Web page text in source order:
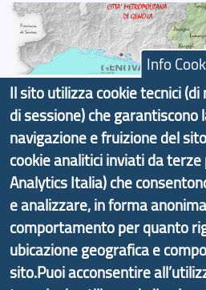
Il portale di marketing
di Genova Città Metropolitana
partire dal progetto nazionale
promosso dal Dipartimento
Economico e finalizzato al
delle valli dell’entroterra. In
informazioni ed aggiornamenti
d'Area Antola-Tigullio, in
Liguria ed ANCI Liguria.
Info
Il sito utilizza cookie tecnici (di
di sessione) che garantiscono
navigazione e fruizione del
cookie analitici inviati da
Analytics Italia) che
e analizzare, in forma
comportamento per quanto
ubicazione geografica e
sito.Puoi acconsentire